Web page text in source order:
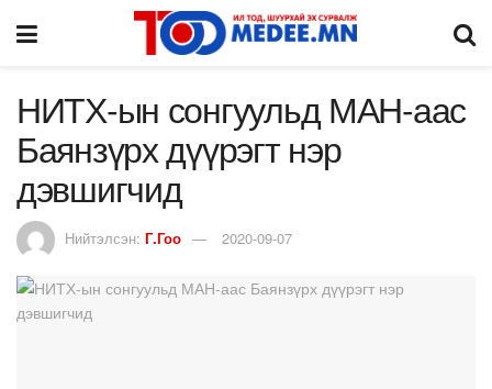
НИТХ-ын сонгуульд МАН-аас
Баянзүрх дүүрэгт нэр
дэвшигчид
Нийтэлсэн: Г.Гоо 2020-09-07